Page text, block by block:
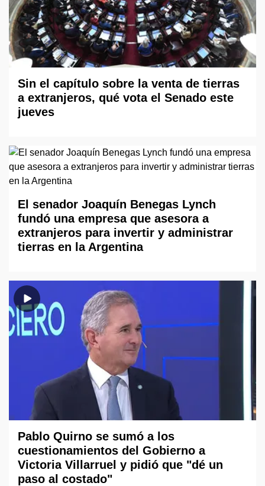
Sin el capítulo sobre la venta de tierras
a extranjeros, qué vota el Senado este
jueves
El senador Joaquín Benegas Lynch
fundó una empresa que asesora a
extranjeros para invertir y administrar
tierras en la Argentina
Pablo Quirno se sumó a los
cuestionamientos del Gobierno a
Victoria Villarruel y pidió que "dé un
paso al costado"